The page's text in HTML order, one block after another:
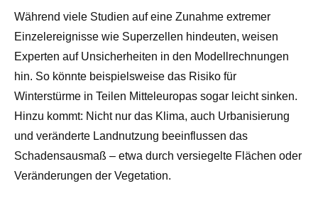
Während viele Studien auf eine Zunahme extremer
Einzelereignisse wie Superzellen hindeuten, weisen
Experten auf Unsicherheiten in den Modellrechnungen
hin. So könnte beispielsweise das Risiko für
Winterstürme in Teilen Mitteleuropas sogar leicht sinken.
Hinzu kommt: Nicht nur das Klima, auch Urbanisierung
und veränderte Landnutzung beeinflussen das
Schadensausmaß – etwa durch versiegelte Flächen oder
Veränderungen der Vegetation.